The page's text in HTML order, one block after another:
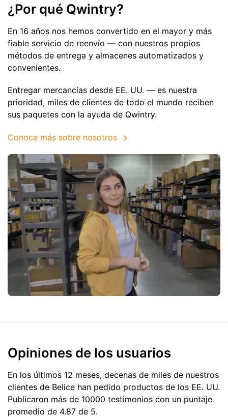
¿Por qué Qwintry?
En 16 años nos hemos convertido en el mayor y más
fiable servicio de reenvío — con nuestros propios
métodos de entrega y almacenes automatizados y
convenientes.
Entregar mercancías desde EE. UU. — es nuestra
prioridad, miles de clientes de todo el mundo reciben
sus paquetes con la ayuda de Qwintry.
Conoce más sobre nosotros
Opiniones de los usuarios
En los últimos 12 meses, decenas de miles de nuestros
clientes de Belice han pedido productos de los EE. UU.
Publicaron más de 10000 testimonios con un puntaje
promedio de 4.87 de 5.